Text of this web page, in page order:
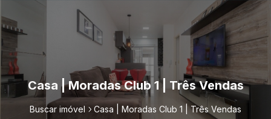
Casa | Moradas Club 1 | Três Vendas
Buscar imóvel Casa | Moradas Club 1 | Três Vendas